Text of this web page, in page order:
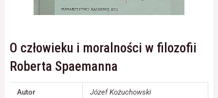
O człowieku i moralności w filozofii
Roberta Spaemanna
Autor Józef Kożuchowski
do
funkcjonowania
poprawić
funkcjonalność